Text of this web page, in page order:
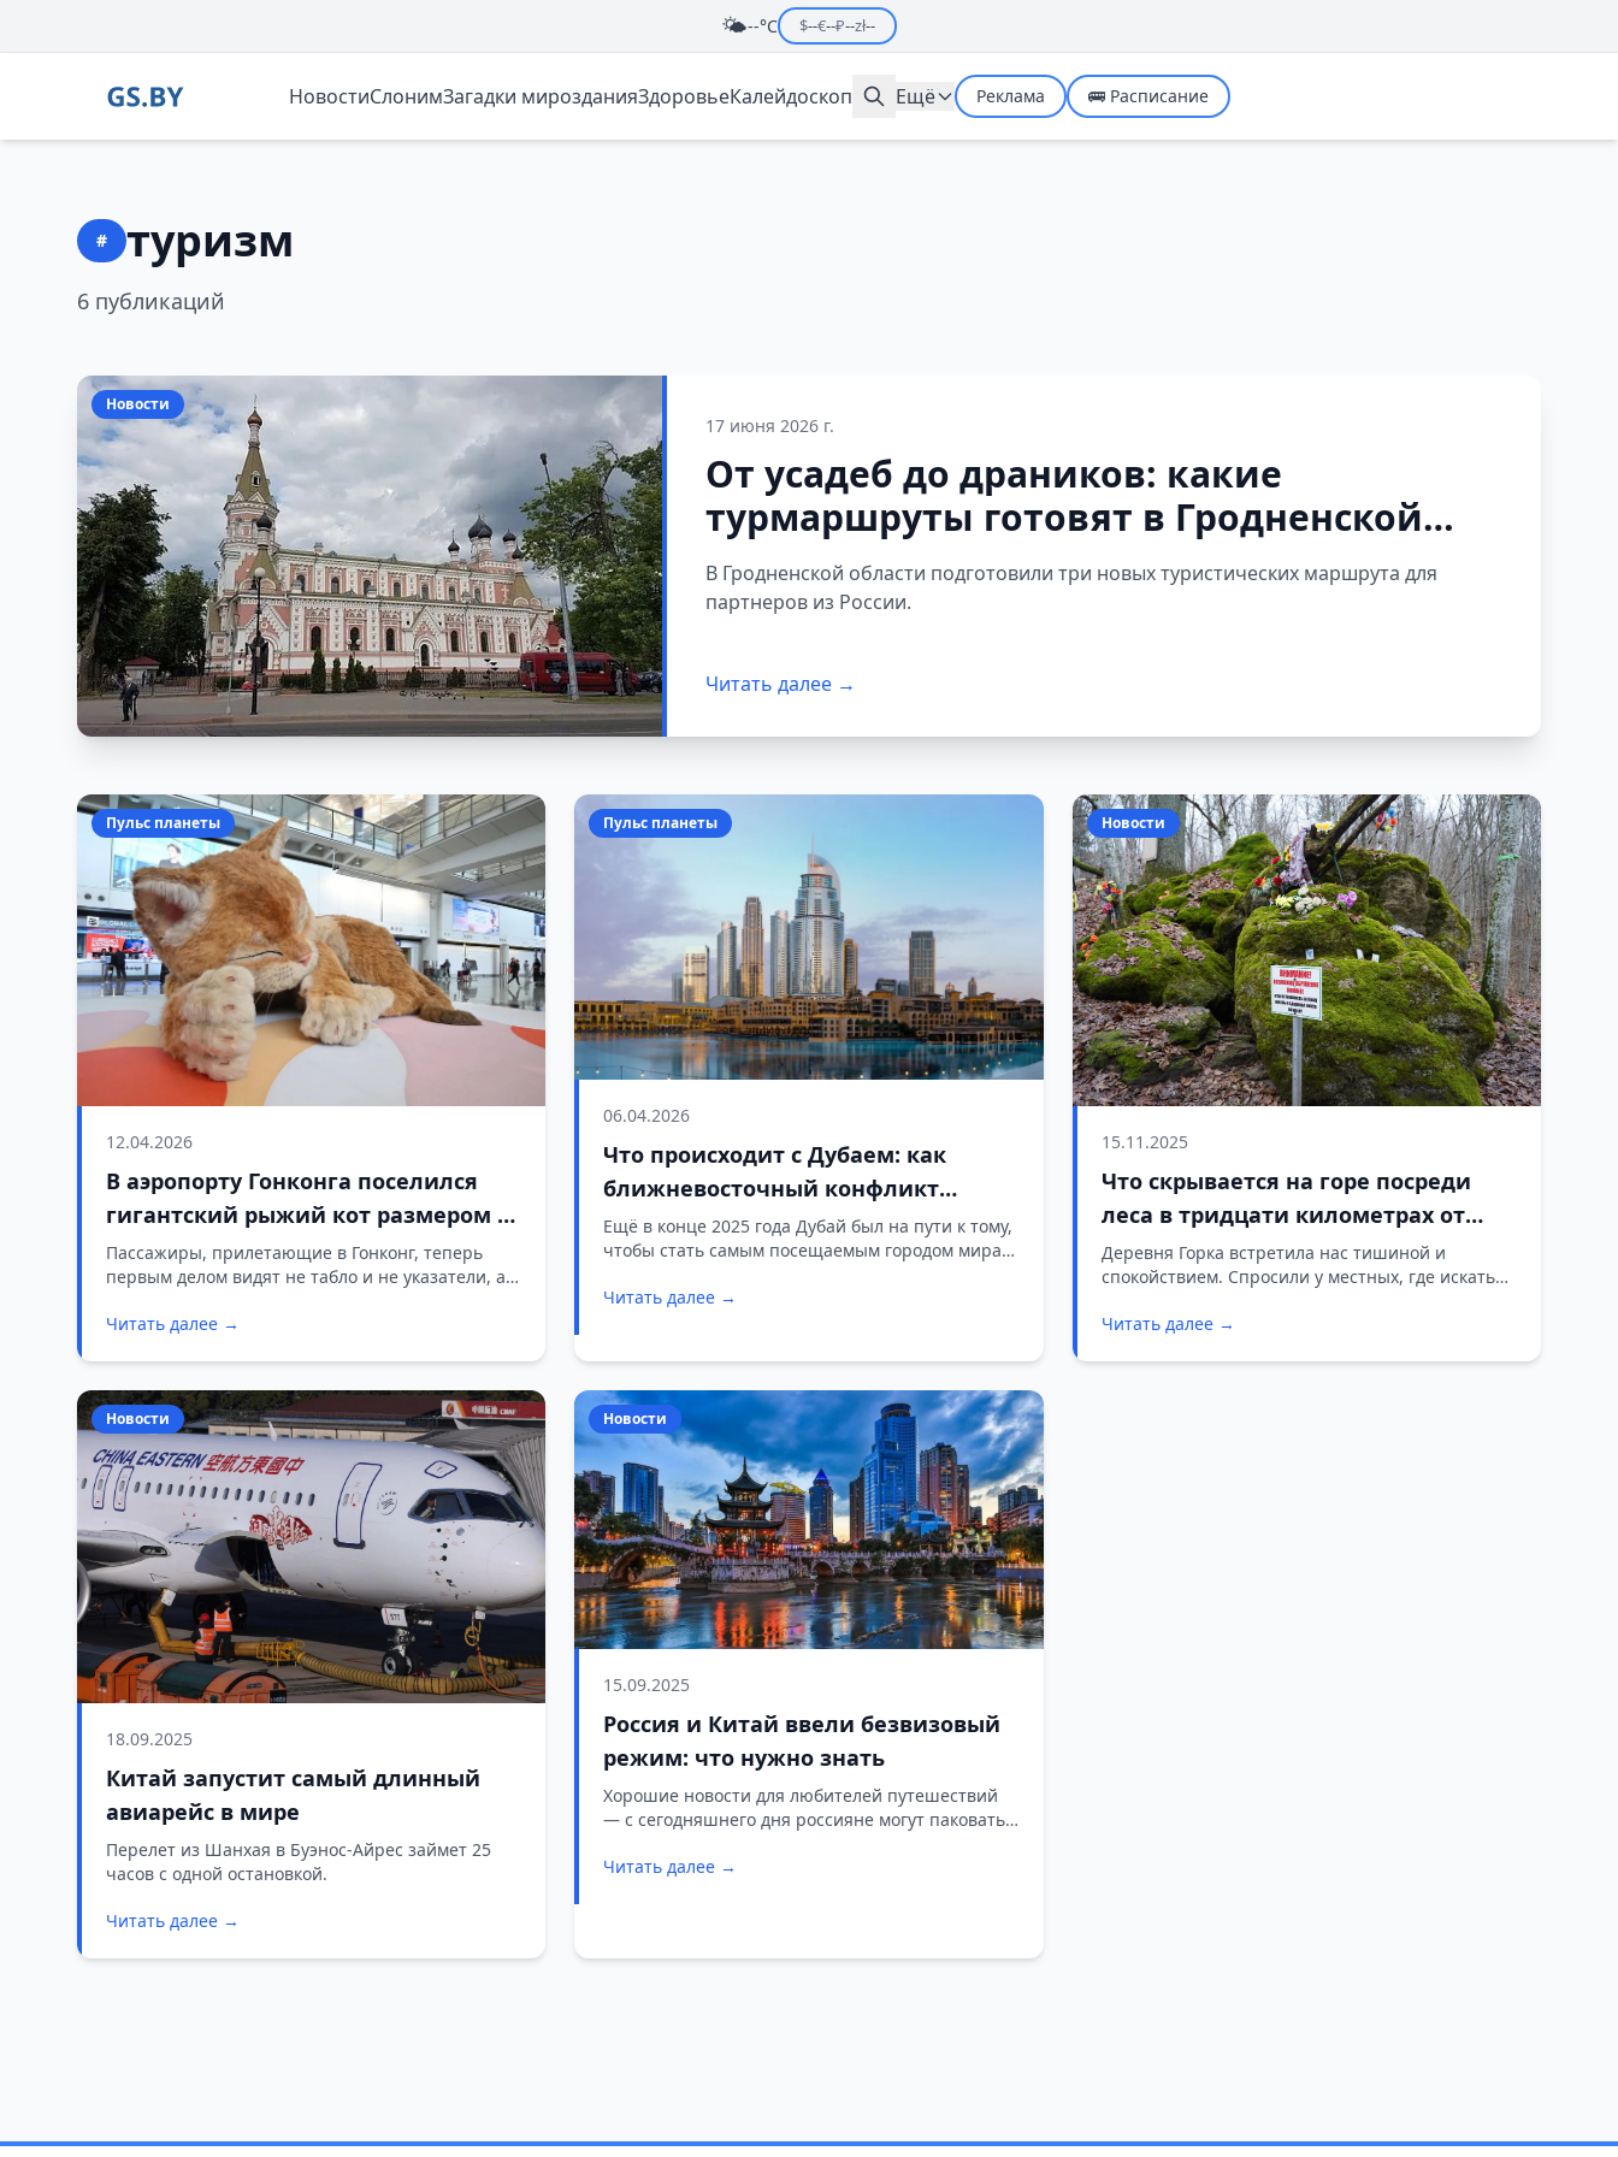
🌤️--°C $--€--₽--zł--
НовостиСлонимЗагадки мирозданияЗдоровьеКалейдоскоп Ещё Реклама 🚌 Расписание
# туризм
6 публикаций
Новости
17 июня 2026 г.
От усадеб до драников: какие
турмаршруты готовят в Гродненской
области
В Гродненской области подготовили три новых туристических маршрута для
партнеров из России.
Читать далее →
Пульс планеты
12.04.2026
В аэропорту Гонконга поселился
гигантский рыжий кот размером с
автобус
Пассажиры, прилетающие в Гонконг, теперь
первым делом видят не табло и не указатели, а
Читать далее →
Пульс планеты
06.04.2026
Что происходит с Дубаем: как
ближневосточный конфликт
ударил по туризму и экономике
эмирата
Ещё в конце 2025 года Дубай был на пути к тому,
чтобы стать самым посещаемым городом мира
год. Сегодня ситуация выглядит совсем иначе.
Читать далее →
Новости
15.11.2025
Что скрывается на горе посреди
леса в тридцати километрах от
Дятлово
Деревня Горка встретила нас тишиной и
спокойствием. Спросили у местных, где искать
сразу подсказали путь.
Читать далее →
Новости
18.09.2025
Китай запустит самый длинный
авиарейс в мире
Перелет из Шанхая в Буэнос-Айрес займет 25
часов с одной остановкой.
Читать далее →
Новости
15.09.2025
Россия и Китай ввели безвизовый
режим: что нужно знать
Хорошие новости для любителей путешествий
— с сегодняшнего дня россияне могут паковать
лишней бюрократии. Китай запустил годовой
Читать далее →